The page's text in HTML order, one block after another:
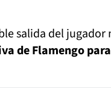
salida del jugador
de Flamengo